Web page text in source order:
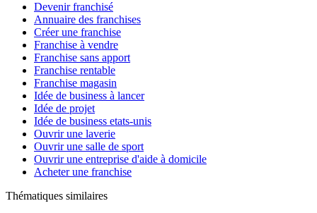
Devenir franchisé
Annuaire des franchises
Créer une franchise
Franchise à vendre
Franchise sans apport
Franchise rentable
Franchise magasin
Idée de business à lancer
Idée de projet
Idée de business etats-unis
Ouvrir une laverie
Ouvrir une salle de sport
Ouvrir une entreprise d'aide à domicile
Acheter une franchise
Thématiques similaires